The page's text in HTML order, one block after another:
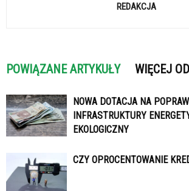
REDAKCJA
POWIĄZANE ARTYKUŁY WIĘCEJ
NOWA DOTACJA NA
INFRASTRUKTURY
EKOLOGICZNY
CZY OPROCENTOWANIE